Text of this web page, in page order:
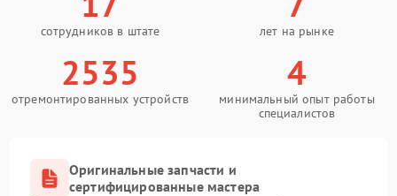
сотрудников в штате лет на рынке
2535
отремонтированных устройств
4
минимальный опыт работы
специалистов
Оригинальные запчасти и
сертифицированные мастера